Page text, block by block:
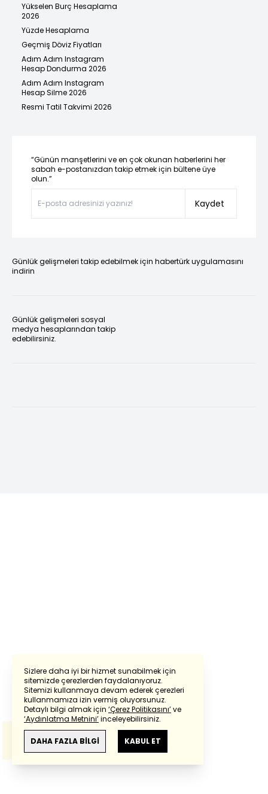
Sizlere daha iyi bir hizmet sunabilmek için
sitemizde çerezlerden faydalanıyoruz.
Sitemizi kullanmaya devam ederek çerezleri
kullanmamıza izin vermiş oluyorsunuz.
Detaylı bilgi almak için ‘Çerez Politikasını’ve
‘Aydınlatma Metnini’inceleyebilirsiniz.
DAHA FAZLA BİLGİ KABUL ET
Yükselen Burç Hesaplama
2026
Yüzde Hesaplama
Geçmiş Döviz Fiyatları
Adım Adım Instagram
Hesap Dondurma 2026
Adım Adım Instagram
Hesap Silme 2026
Resmi Tatil Takvimi 2026
“Günün manşetlerini ve en çok okunan haberlerini her
sabah e-postanızdan takip etmek için bültene üye
olun.”
Kaydet
Günlük gelişmeleri takip edebilmek için habertürk uygulamasını
indirin
Günlük gelişmeleri sosyal
medya hesaplarından takip
edebilirsiniz.
Powered by Translate
Bu çevirideGoogle Transletekullanılmıştır.
Anlam ve çeviri hatalarından
haberturk.com
sorumlu değildir.